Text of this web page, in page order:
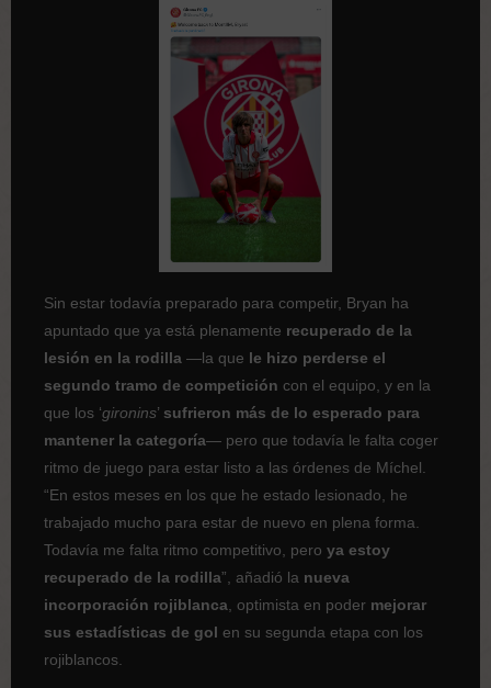
Sin estar todavía preparado para competir, Bryan ha
apuntado que ya está plenamente recuperado de la
lesión en la rodilla —la que le hizo perderse el
segundo tramo de competición con el equipo, y en la
que los ‘gironins’ sufrieron más de lo esperado para
mantener la categoría— pero que todavía le falta coger
ritmo de juego para estar listo a las órdenes de Míchel.
“En estos meses en los que he estado lesionado, he
trabajado mucho para estar de nuevo en plena forma.
Todavía me falta ritmo competitivo, pero ya estoy
recuperado de la rodilla”, añadió la nueva
incorporación rojiblanca, optimista en poder mejorar
sus estadísticas de gol en su segunda etapa con los
rojiblancos.